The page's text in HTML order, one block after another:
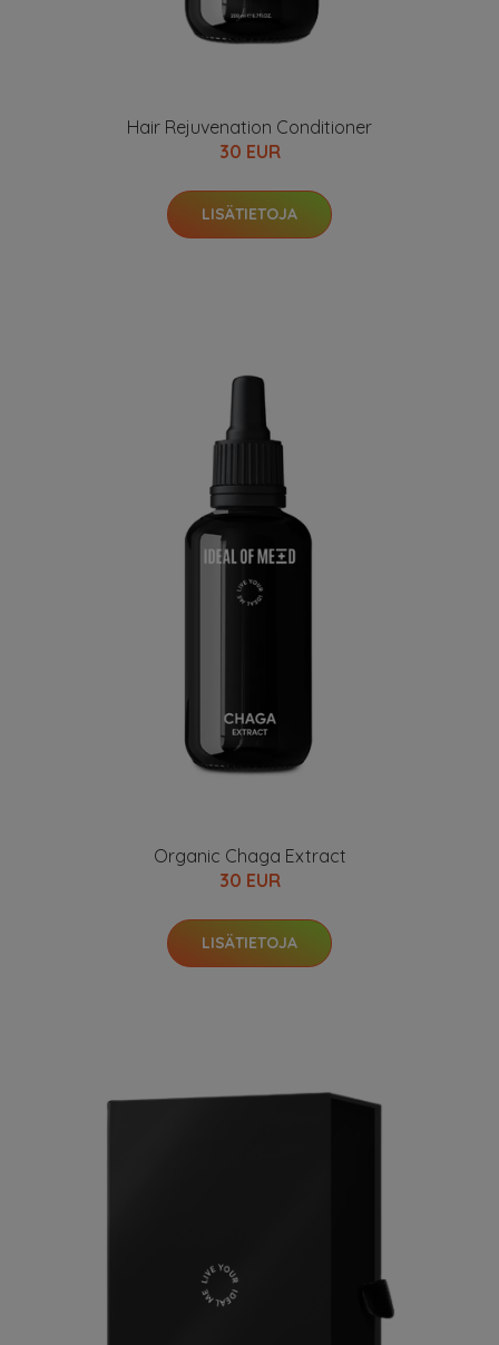
Hair Rejuvenation Conditioner
30 EUR
LISÄTIETOJA
Organic Chaga Extract
30 EUR
LISÄTIETOJA